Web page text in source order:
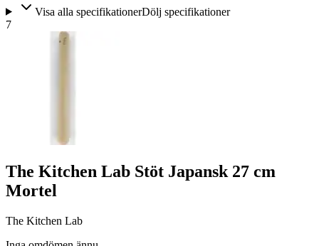
Visa alla specifikationerDölj specifikationer
7
The Kitchen Lab Stöt Japansk 27 cm
Mortel
The Kitchen Lab